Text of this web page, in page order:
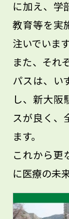
に加え、学
教育等を実
注いでいます
また、それ
パスは、い
し、新大阪
スが良く、
ます。
これから更
に医療の未